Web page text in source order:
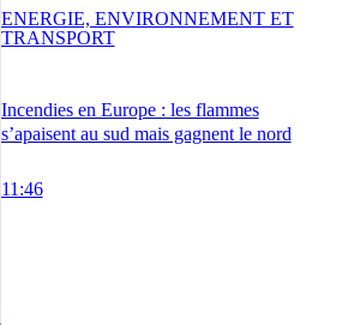
Incendies en Europe : les flammes
s’apaisent au sud mais gagnent le nord
11:46
ENERGIE, ENVIRONNEMENT ET
TRANSPORT